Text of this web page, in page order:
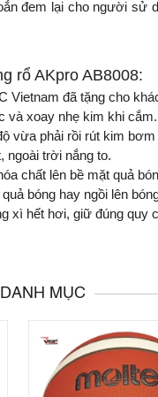
đem lại cho người sử
rổ AKpro AB8008:
Vietnam đã tặng cho
và xoay nhẹ kim khi cắm.
vừa phải rồi rút kim
ngoài trời nắng to.
chất lên bề mặt quả
bóng hay ngồi lên
xì hết hơi, giữ đúng quy
MỤC